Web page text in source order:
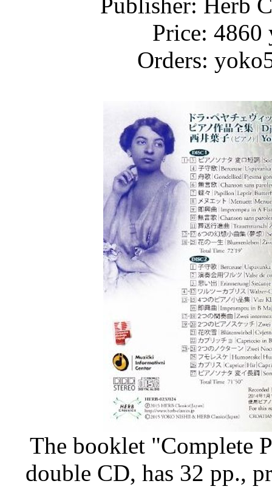
Price: 4860
Orders:
The booklet "Complete
double CD, has 32 pp.,